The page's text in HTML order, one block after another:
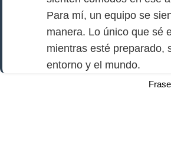
Para mí, un equipo se
manera. Lo único que sé
mientras esté preparado,
entorno y el mundo.